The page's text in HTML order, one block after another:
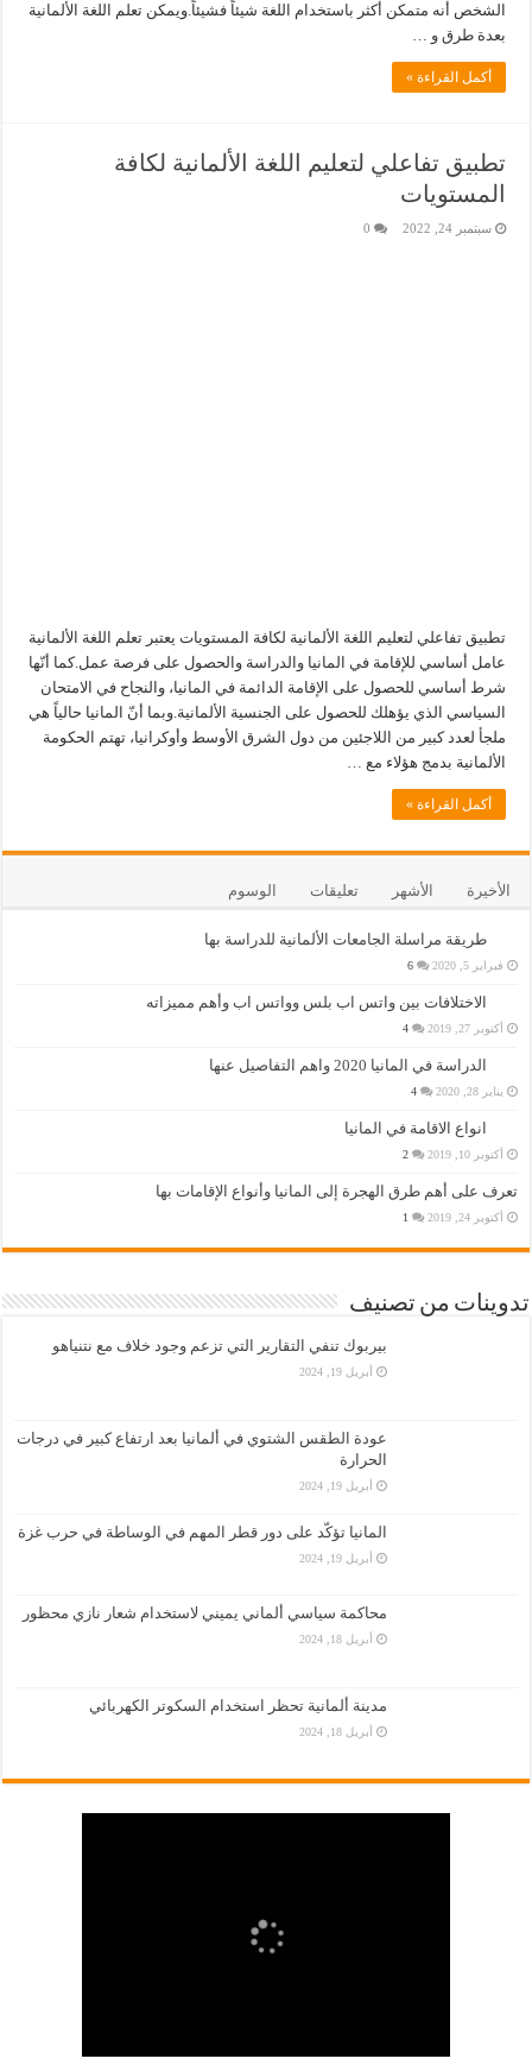
الشخص أنه متمكن أكثر باستخدام اللغة شيئاً فشيئاً.ويمكن تعلم اللغة الألمانية
بعدة طرق و …
أكمل القراءة »
تطبيق تفاعلي لتعليم اللغة الألمانية لكافة
المستويات
سبتمبر 24, 2022 0
تطبيق تفاعلي لتعليم اللغة الألمانية لكافة المستويات يعتبر تعلم اللغة الألمانية
عامل أساسي للإقامة في المانيا والدراسة والحصول على فرصة عمل.كما أنّها
شرط أساسي للحصول على الإقامة الدائمة في المانيا، والنجاح في الامتحان
السياسي الذي يؤهلك للحصول على الجنسية الألمانية.وبما أنّ المانيا حالياً هي
ملجأ لعدد كبير من اللاجئين من دول الشرق الأوسط وأوكرانيا، تهتم الحكومة
الألمانية بدمج هؤلاء مع …
أكمل القراءة »
الأخيرة الأشهر تعليقات الوسوم
طريقة مراسلة الجامعات الألمانية للدراسة بها
فبراير 5, 2020 6
الاختلافات بين واتس اب بلس وواتس اب وأهم مميزاته
أكتوبر 27, 2019 4
الدراسة في المانيا 2020 واهم التفاصيل عنها
يناير 28, 2020 4
انواع الاقامة في المانيا
أكتوبر 10, 2019 2
تعرف على أهم طرق الهجرة إلى المانيا وأنواع الإقامات بها
أكتوبر 24, 2019 1
تدوينات من تصنيف
بيربوك تنفي التقارير التي تزعم وجود خلاف مع نتنياهو
أبريل 19, 2024
عودة الطقس الشتوي في ألمانيا بعد ارتفاع كبير في درجات
الحرارة
أبريل 19, 2024
المانيا تؤكّد على دور قطر المهم في الوساطة في حرب غزة
أبريل 19, 2024
محاكمة سياسي ألماني يميني لاستخدام شعار نازي محظور
أبريل 18, 2024
مدينة ألمانية تحظر استخدام السكوتر الكهربائي
أبريل 18, 2024